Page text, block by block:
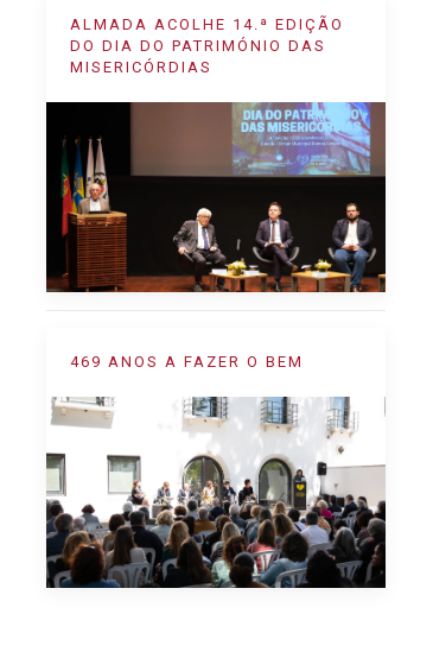
ALMADA ACOLHE 14.ª EDIÇÃO
DO DIA DO PATRIMÓNIO DAS
MISERICÓRDIAS
469 ANOS A FAZER O BEM